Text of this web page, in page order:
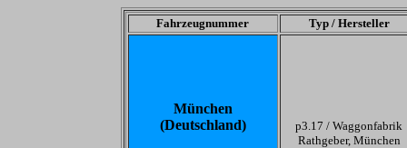
Fahrzeugnummer Typ / Hersteller
München
(Deutschland)
p3.17 / Waggonfabrik
Rathgeber, München